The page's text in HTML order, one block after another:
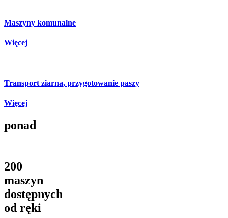
Maszyny komunalne
Więcej
Transport ziarna, przygotowanie paszy
Więcej
ponad
200
maszyn
dostępnych
od ręki